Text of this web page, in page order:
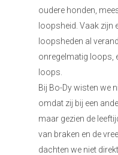
oudere honden,
loopsheid. Vaak zijn
loopsheden al
onregelmatig loops,
loops.
Bij Bo-Dy wisten we
omdat zij bij een
maar gezien de
van braken en de
dachten we niet